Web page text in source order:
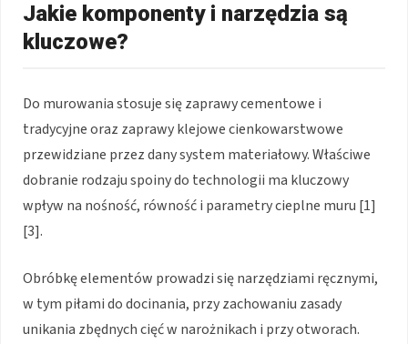
Jakie komponenty i narzędzia są
kluczowe?
Do murowania stosuje się zaprawy cementowe i
tradycyjne oraz zaprawy klejowe cienkowarstwowe
przewidziane przez dany system materiałowy. Właściwe
dobranie rodzaju spoiny do technologii ma kluczowy
wpływ na nośność, równość i parametry cieplne muru [1]
[3].
Obróbkę elementów prowadzi się narzędziami ręcznymi,
w tym piłami do docinania, przy zachowaniu zasady
unikania zbędnych cięć w narożnikach i przy otworach.